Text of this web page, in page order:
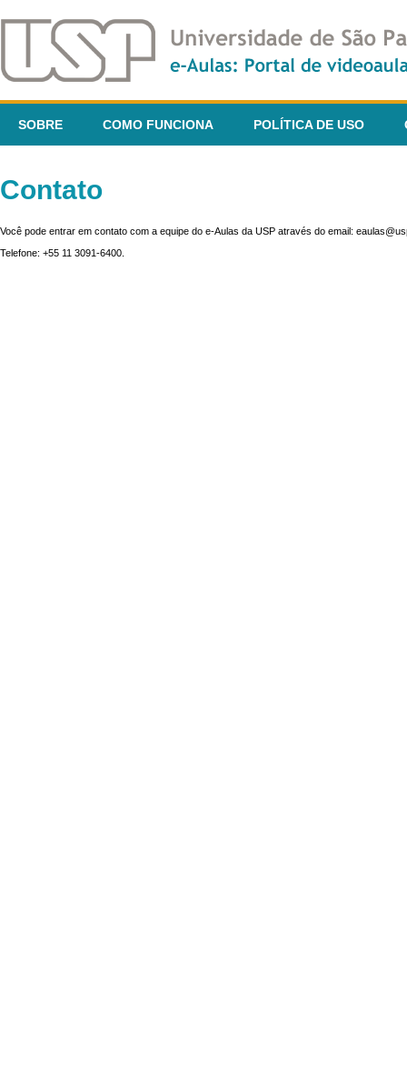
SOBRE COMO FUNCIONA POLÍTICA DE USO
Contato
Você pode entrar em contato com a equipe do e-Aulas da USP através do email:
Telefone: +55 11 3091-6400.